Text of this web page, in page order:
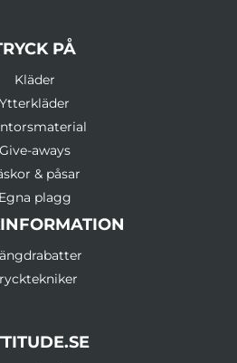
PÅ
Kläder
Ytterkläder
Give-aways
& påsar
Egna plagg